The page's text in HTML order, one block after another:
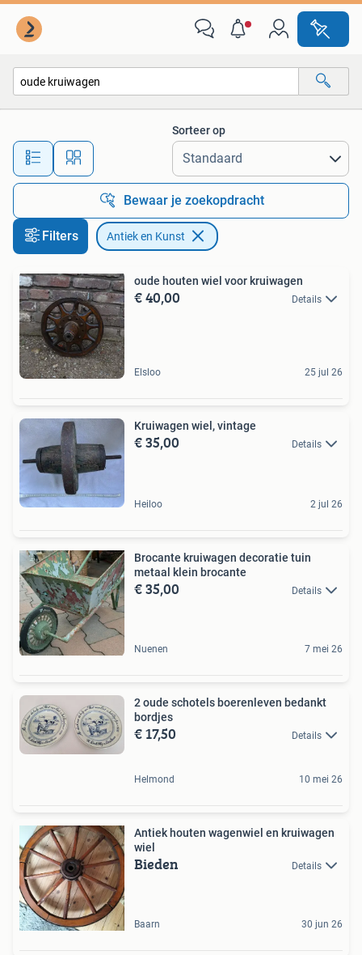
Alle afstanden…
Sorteer op
Bewaar je zoekopdracht
Filters Antiek en Kunst
oude houten wiel voor kruiwagen
€ 40,00 Details
Elsloo 25 jul 26
Kruiwagen wiel, vintage
€ 35,00 Details
Heiloo 2 jul 26
Brocante kruiwagen decoratie tuin
metaal klein brocante
€ 35,00 Details
Nuenen 7 mei 26
2 oude schotels boerenleven bedankt
bordjes
€ 17,50 Details
Helmond 10 mei 26
Antiek houten wagenwiel en kruiwagen
wiel
Bieden Details
Baarn 30 jun 26